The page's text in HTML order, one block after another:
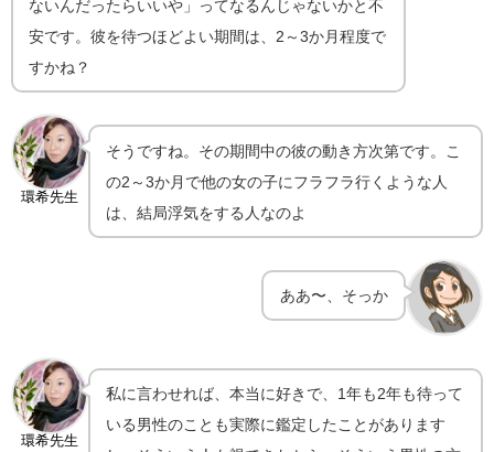
ないんだったらいいや」ってなるんじゃないかと不
安です。彼を待つほどよい期間は、2～3か月程度で
すかね？
環希先生
そうですね。その期間中の彼の動き方次第です。こ
の2～3か月で他の女の子にフラフラ行くような人
は、結局浮気をする人なのよ
ああ〜、そっか
環希先生
私に言わせれば、本当に好きで、1年も2年も待って
いる男性のことも実際に鑑定したことがあります